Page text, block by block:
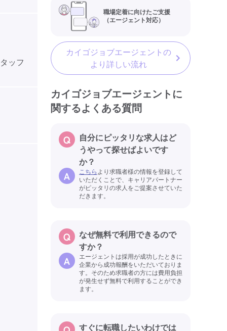
ッフ
職場定着に向けたご支援
（エージェント対応）
カイゴジョブエージェントの
より詳しい流れ
カイゴジョブエージェントに
関するよくある質問
自分にピッタリな求人はど
うやって探せばよいです
か？
こちらより求職者様の情報を登録して
いただくことで、キャリアパートナー
がピッタリの求人をご提案させていた
だきます。
なぜ無料で利用できるので
すか？
エージェントは採用が成功したときに
企業から成功報酬をいただいておりま
す。そのため求職者の方には費用負担
が発生せず無料で利用することができ
ます。
すぐに転職したいわけでは